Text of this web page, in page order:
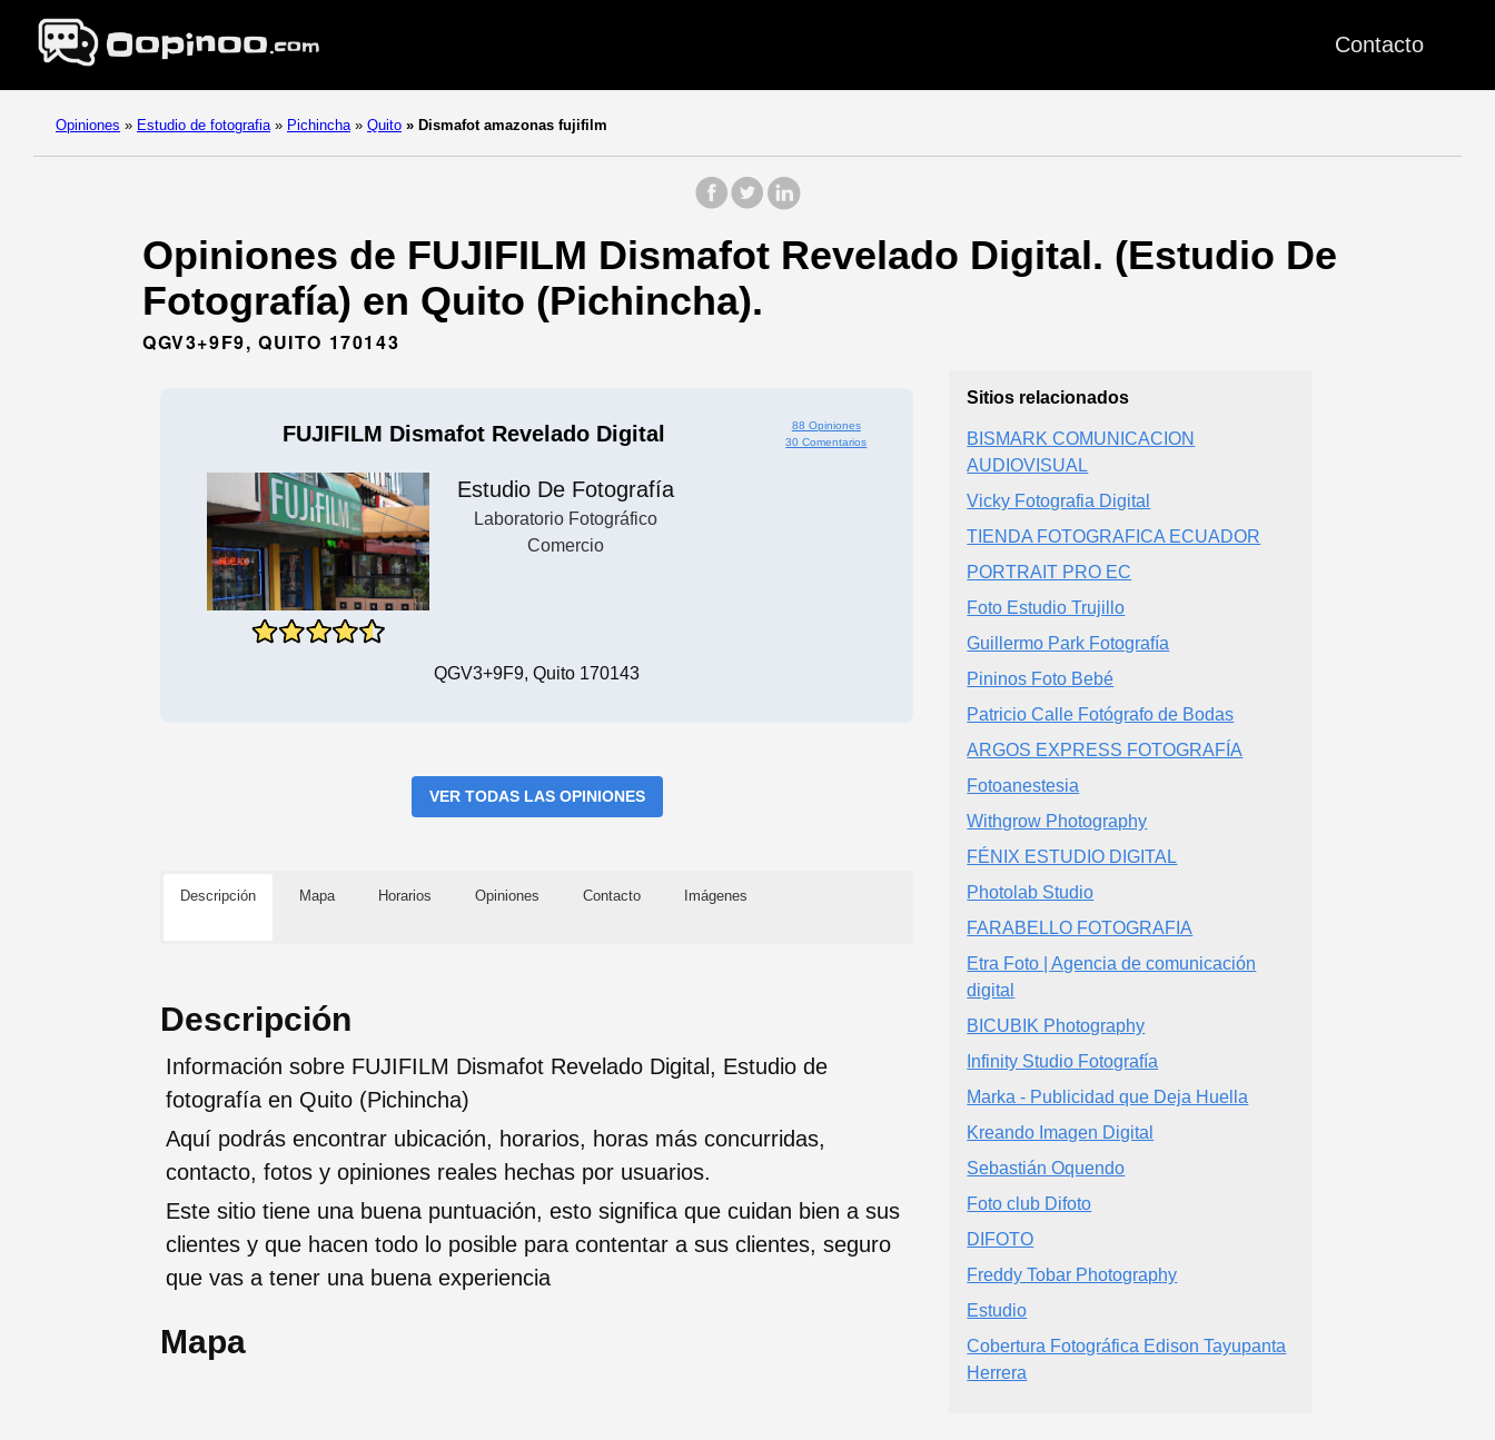
Contacto
Opiniones » Estudio de fotografia » Pichincha » Quito » Dismafot amazonas fujifilm
Opiniones de FUJIFILM Dismafot Revelado Digital. (Estudio De
Fotografía) en Quito (Pichincha).
QGV3+9F9, QUITO 170143
FUJIFILM Dismafot Revelado Digital
88 Opiniones
30 Comentarios
Estudio De Fotografía
Laboratorio Fotográfico
Comercio
QGV3+9F9, Quito 170143
VER TODAS LAS OPINIONES
Descripción Mapa Horarios Opiniones Contacto Imágenes
Descripción
Información sobre FUJIFILM Dismafot Revelado Digital, Estudio de
fotografía en Quito (Pichincha)
Aquí podrás encontrar ubicación, horarios, horas más concurridas,
contacto, fotos y opiniones reales hechas por usuarios.
Este sitio tiene una buena puntuación, esto significa que cuidan bien a sus
clientes y que hacen todo lo posible para contentar a sus clientes, seguro
que vas a tener una buena experiencia
Mapa
Sitios relacionados
BISMARK COMUNICACION
AUDIOVISUAL
Vicky Fotografia Digital
TIENDA FOTOGRAFICA ECUADOR
PORTRAIT PRO EC
Foto Estudio Trujillo
Guillermo Park Fotografía
Pininos Foto Bebé
Patricio Calle Fotógrafo de Bodas
ARGOS EXPRESS FOTOGRAFÍA
Fotoanestesia
Withgrow Photography
FÉNIX ESTUDIO DIGITAL
Photolab Studio
FARABELLO FOTOGRAFIA
Etra Foto | Agencia de comunicación
digital
BICUBIK Photography
Infinity Studio Fotografía
Marka - Publicidad que Deja Huella
Kreando Imagen Digital
Sebastián Oquendo
Foto club Difoto
DIFOTO
Freddy Tobar Photography
Estudio
Cobertura Fotográfica Edison Tayupanta
Herrera